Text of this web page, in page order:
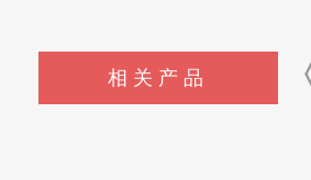
相关产品